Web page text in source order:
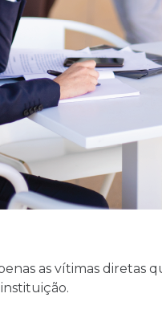
as vítimas diretas